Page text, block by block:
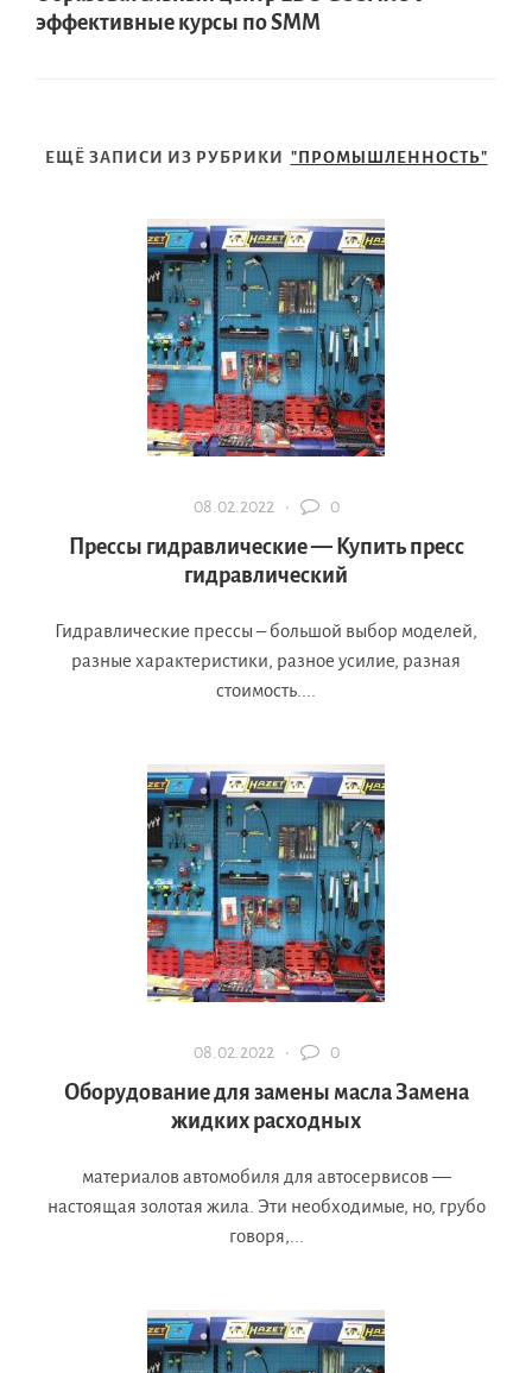
эффективные курсы по SMM
ЕЩЁ ЗАПИСИ ИЗ РУБРИКИ "ПРОМЫШЛЕННОСТЬ"
08.02.2022 · 0
Прессы гидравлические — Купить пресс
гидравлический
Гидравлические прессы – большой выбор моделей,
разные характеристики, разное усилие, разная
стоимость....
08.02.2022 · 0
Оборудование для замены масла Замена
жидких расходных
материалов автомобиля для автосервисов —
настоящая золотая жила. Эти необходимые, но, грубо
говоря,...